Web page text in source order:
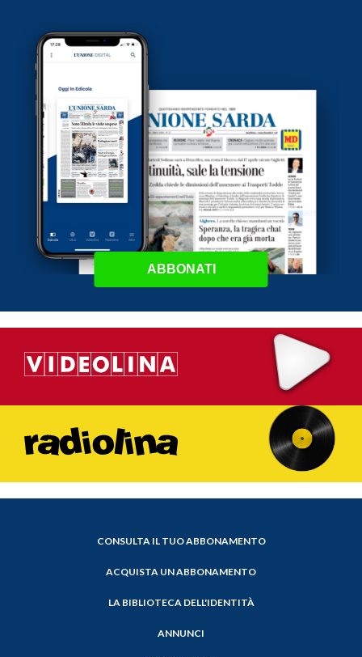
ABBONATI
CONSULTA IL TUO ABBONAMENTO
ACQUISTA UN ABBONAMENTO
LA BIBLIOTECA DELL'IDENTITÀ
ANNUNCI